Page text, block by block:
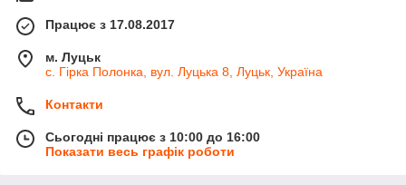
Працює з 17.08.2017
м. Луцьк
с. Гірка Полонка, вул. Луцька 8, Луцьк, Україна
Контакти
Сьогодні працює з 10:00 до 16:00
Показати весь графік роботи